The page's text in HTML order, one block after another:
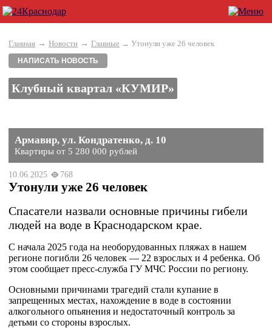
Главная → Новости → Главные → Утонули уже 26 человек
НАПИСАТЬ НОВОСТЬ
Клубный квартал «КУМИР»
Армавир, ул. Кондратенко, д. 10
Квартиры от 5 280 000 рублей
10.06.2025 768
Утонули уже 26 человек
Спасатели назвали основные причины гибели
людей на воде в Краснодарском крае.
С начала 2025 года на необорудованных пляжах в нашем
регионе погибли 26 человек — 22 взрослых и 4 ребенка. Об
этом сообщает пресс-служба ГУ МЧС России по региону.
Основными причинами трагедий стали купание в
запрещенных местах, нахождение в воде в состоянии
алкогольного опьянения и недостаточный контроль за
детьми со стороны взрослых.